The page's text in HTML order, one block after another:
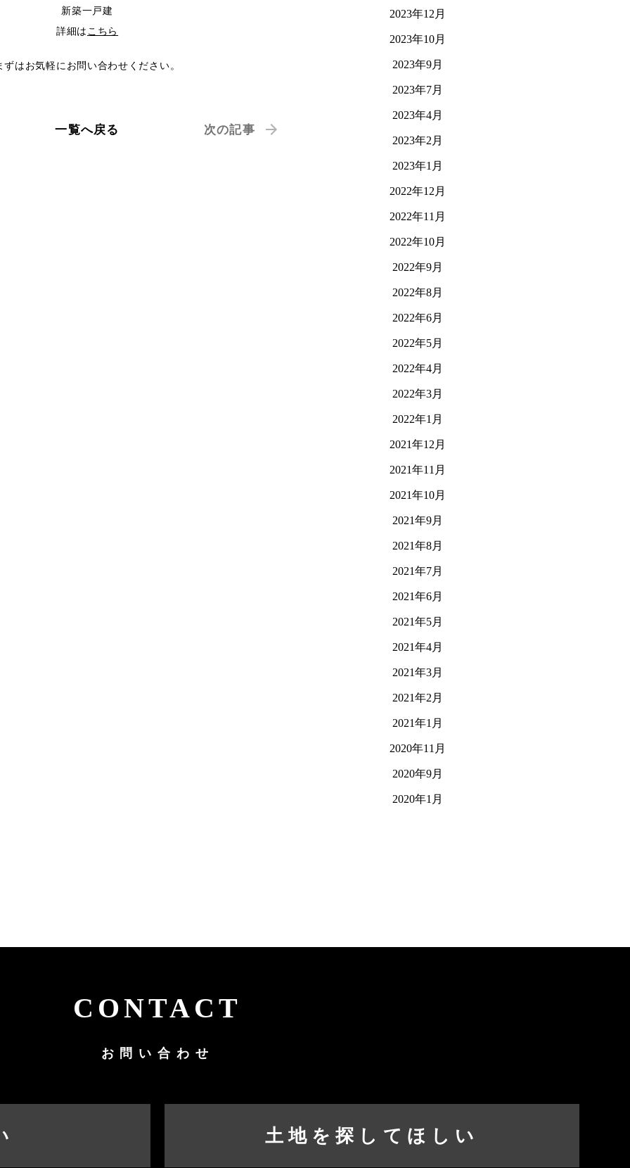
新築一戸建
詳細は こちら
ずはお気軽にお問い合わせください。
一覧へ戻る 次の記事
2023年12月
2023年10月
2023年9月
2023年7月
2023年4月
2023年2月
2023年1月
2022年12月
2022年11月
2022年10月
2022年9月
2022年8月
2022年6月
2022年5月
2022年4月
2022年3月
2022年1月
2021年12月
2021年11月
2021年10月
2021年9月
2021年8月
2021年7月
2021年6月
2021年5月
2021年4月
2021年3月
2021年2月
2021年1月
2020年11月
2020年9月
2020年1月
CONTACT
お問い合わせ
土地を探してほしい